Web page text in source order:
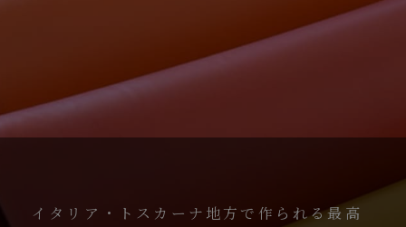
イタリア・トスカーナ地方で作られる最高